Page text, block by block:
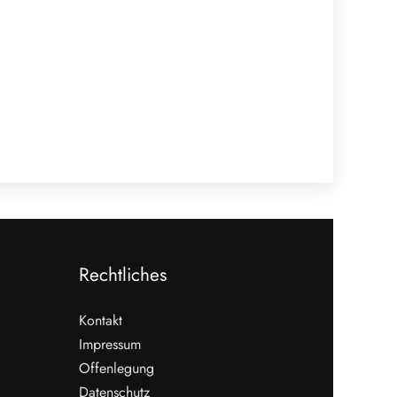
Rechtliches
Kontakt
Impressum
Offenlegung
Datenschutz